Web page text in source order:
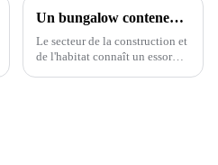
Un bungalow conteneur pliable innovant de 40 pieds redéfinit l'espace de vie modulaire
Le secteur de la construction et
de l'habitat connaît un essor